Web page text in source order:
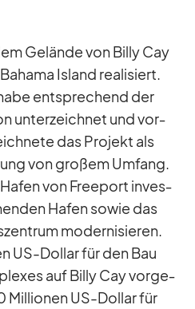
Ge­lände von Billy Cay
Is­land rea­li­siert.
ent­spre­chend der
un­ter­zeich­net und vor­
das Pro­jekt als
von gro­ßem Um­fang.
von Free­port in­ves­
Ha­fen so­wie das
mo­der­ni­sie­ren.
US-Dol­lar für den Bau
auf Billy Cay vor­ge­
Mil­lio­nen US-Dol­lar für